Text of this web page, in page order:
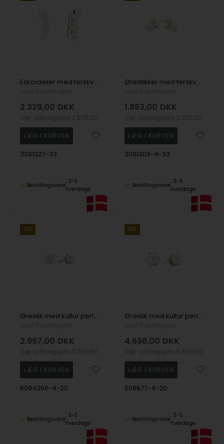
Earcrawler med ferskvandsperler 3-3,5 x 4-4,5 x 5-5,5 mm 8 karat
2.329,00 DKK
3091327-33
Bestillingsvare
3-5
hverdage
Ørestikker med ferskvandsperle 5,5 mm og zirkonia 2,5 mm 8 karat
1.883,00 DKK
3091303-4-33
Bestillingsvare
3-5
hverdage
19%
Ørestik med kultur perler 5,5-6mm, 14 karat hvidguld
2.997,00 DKK
6094350-4-20
Bestillingsvare
3-5
hverdage
19%
Ørestik med kultur perler 7-7,5mm, 14 karat
4.698,00 DKK
509677-4-20
Bestillingsvare
3-5
hverdage